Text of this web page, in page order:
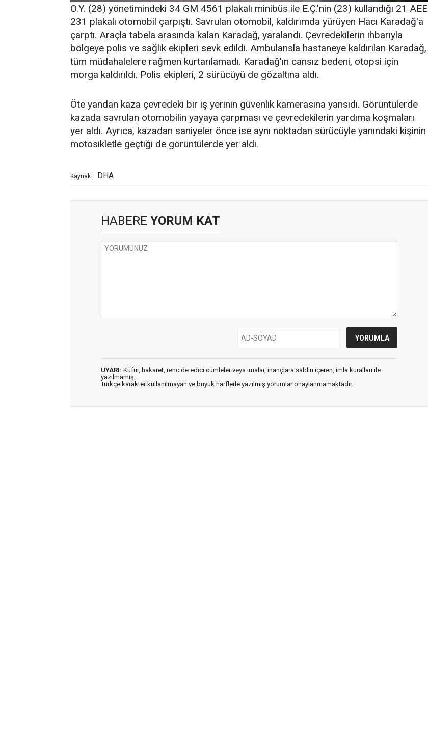
O.Y. (28) yönetimindeki 34 GM 4561 plakalı minibüs ile E.Ç.'nin (23) kullandığı 21 AEE
231 plakalı otomobil çarpıştı. Savrulan otomobil, kaldırımda yürüyen Hacı Karadağ'a
çarptı. Araçla tabela arasında kalan Karadağ, yaralandı. Çevredekilerin ihbarıyla
bölgeye polis ve sağlık ekipleri sevk edildi. Ambulansla hastaneye kaldırılan Karadağ,
tüm müdahalelere rağmen kurtarılamadı. Karadağ'ın cansız bedeni, otopsi için
morga kaldırıldı. Polis ekipleri, 2 sürücüyü de gözaltına aldı.
Öte yandan kaza çevredeki bir iş yerinin güvenlik kamerasına yansıdı. Görüntülerde
kazada savrulan otomobilin yayaya çarpması ve çevredekilerin yardıma koşmaları
yer aldı. Ayrıca, kazadan saniyeler önce ise aynı noktadan sürücüyle yanındaki kişinin
motosikletle geçtiği de görüntülerde yer aldı.
Kaynak: DHA
HABERE YORUM KAT
UYARI: Küfür, hakaret, rencide edici cümleler veya imalar, inançlara saldırı içeren, imla kuralları ile
yazılmamış,
Türkçe karakter kullanılmayan ve büyük harflerle yazılmış yorumlar onaylanmamaktadır.